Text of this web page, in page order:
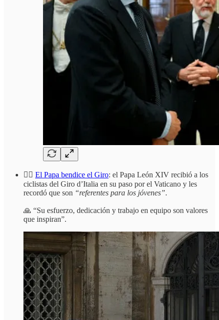
🚴‍♂️ El Papa bendice el Giro: el Papa León XIV recibió a los
ciclistas del Giro d’Italia en su paso por el Vaticano y les
recordó que son “referentes para los jóvenes”.
🙏 “Su esfuerzo, dedicación y trabajo en equipo son valores
que inspiran”.